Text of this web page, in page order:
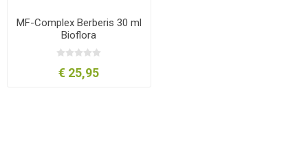
MF-Complex Berberis 30 ml
Bioflora
€ 25,95